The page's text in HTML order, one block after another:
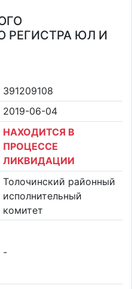
РЕГИСТРА ЮЛ И
391209108
2019-06-04
НАХОДИТСЯ В
ПРОЦЕССЕ
ЛИКВИДАЦИИ
Толочинский районный
исполнительный
комитет
-